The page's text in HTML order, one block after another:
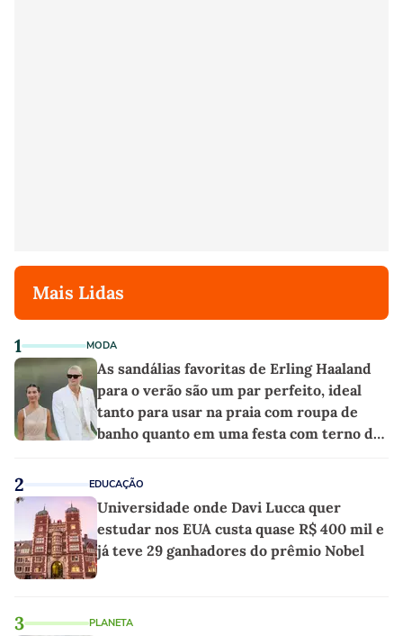
Mais Lidas
1 MODA
As sandálias favoritas de Erling Haaland
para o verão são um par perfeito, ideal
tanto para usar na praia com roupa de
banho quanto em uma festa com terno de
2 EDUCAÇÃO
Universidade onde Davi Lucca quer
estudar nos EUA custa quase R$ 400 mil e
já teve 29 ganhadores do prêmio Nobel
3 PLANETA